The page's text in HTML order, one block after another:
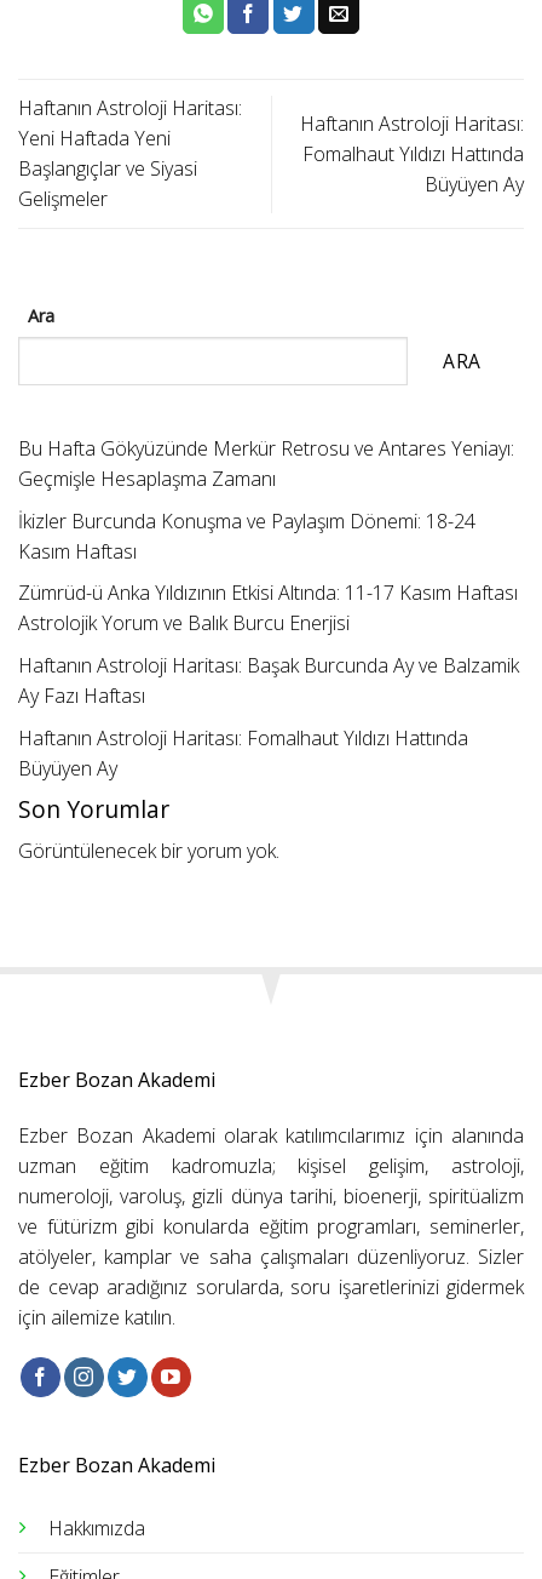
Haftanın Astroloji Haritası:
Yeni Haftada Yeni
Başlangıçlar ve Siyasi
Gelişmeler
Haftanın Astroloji Haritası:
Fomalhaut Yıldızı Hattında
Büyüyen Ay
Ara
ARA
Bu Hafta Gökyüzünde Merkür Retrosu ve Antares Yeniayı:
Geçmişle Hesaplaşma Zamanı
İkizler Burcunda Konuşma ve Paylaşım Dönemi: 18-24
Kasım Haftası
Zümrüd-ü Anka Yıldızının Etkisi Altında: 11-17 Kasım Haftası
Astrolojik Yorum ve Balık Burcu Enerjisi
Haftanın Astroloji Haritası: Başak Burcunda Ay ve Balzamik
Ay Fazı Haftası
Haftanın Astroloji Haritası: Fomalhaut Yıldızı Hattında
Büyüyen Ay
Son Yorumlar
Görüntülenecek bir yorum yok.
Ezber Bozan Akademi
Ezber Bozan Akademi olarak katılımcılarımız için alanında
uzman eğitim kadromuzla; kişisel gelişim, astroloji,
numeroloji, varoluş, gizli dünya tarihi, bioenerji, spiritüalizm
ve fütürizm gibi konularda eğitim programları, seminerler,
atölyeler, kamplar ve saha çalışmaları düzenliyoruz. Sizler
de cevap aradığınız sorularda, soru işaretlerinizi gidermek
için ailemize katılın.
Ezber Bozan Akademi
Hakkımızda